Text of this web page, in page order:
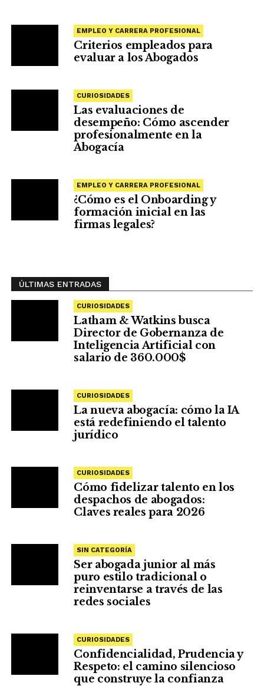
EMPLEO Y CARRERA PROFESIONAL
Criterios empleados para
evaluar a los Abogados
CURIOSIDADES
Las evaluaciones de
desempeño: Cómo ascender
profesionalmente en la
Abogacía
EMPLEO Y CARRERA PROFESIONAL
¿Cómo es el Onboarding y
formación inicial en las
firmas legales?
ÚLTIMAS ENTRADAS
CURIOSIDADES
Latham & Watkins busca
Director de Gobernanza de
Inteligencia Artificial con
salario de 360.000$
CURIOSIDADES
La nueva abogacía: cómo la IA
está redefiniendo el talento
jurídico
CURIOSIDADES
Cómo fidelizar talento en los
despachos de abogados:
Claves reales para 2026
SIN CATEGORÍA
Ser abogada junior al más
puro estilo tradicional o
reinventarse a través de las
redes sociales
CURIOSIDADES
Confidencialidad, Prudencia y
Respeto: el camino silencioso
que construye la confianza